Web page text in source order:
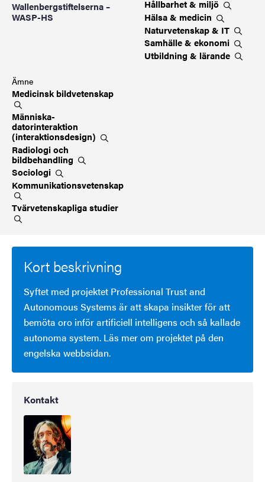
Wallenbergstiftelserna –
WASP-HS
Hållbarhet & miljö
Hälsa & medicin
Naturvetenskap & IT
Samhälle & ekonomi
Utbildning & lärande
Ämne
Medicinskbildvetenskap
Människa-
datorinteraktion
(interaktionsdesign)
Radiologi och
bildbehandling
Sociologi
Kommunikationsvetenskap
Tvärvetenskapligastudier
Kort beskrivning
Syftet med projektet Professional Trust and
Autonomous Systems är att skapa insikter för att
bemöta oro inför artificiell intelligens och så kallade
autonoma system. Läs mer om projektet på den
engelska webbsidan.
Kontakt